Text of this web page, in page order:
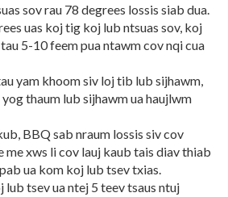
sov rau 78 degrees lossis siab dua.
uas koj tig koj lub ntsuas sov, koj
5-10 feem pua ntawm cov nqi cua
yam khoom siv loj tib lub sijhawm,
thaum lub sijhawm ua haujlwm
BBQ sab nraum lossis siv cov
me xws li cov lauj kaub tais diav thiab
ua kom koj lub tsev txias.
lub tsev ua ntej 5 teev tsaus ntuj